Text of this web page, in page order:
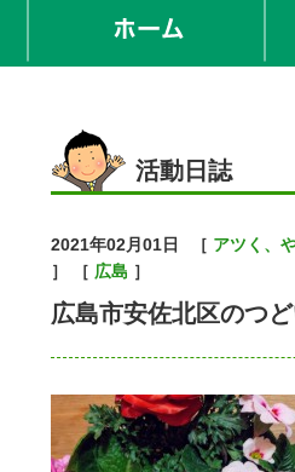
活動日誌
2021年02月01日 ［ アツく、
］ ［ 広島 ］
広島市安佐北区のつ